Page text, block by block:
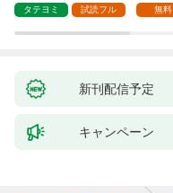
タテヨミ 試読フル 無料
新刊配信予定
キャンペーン